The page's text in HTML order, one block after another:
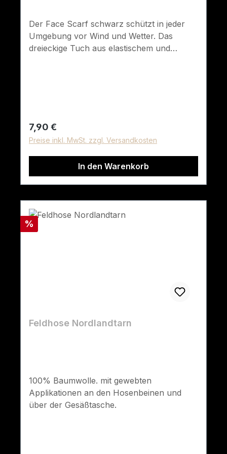
Der Face Scarf schwarz schützt in jeder
Umgebung vor Wind und Wetter. Das
dreieckige Tuch aus elastischem und
Motorradfahrer! Material: 100% Polyester
Regulärer Preis:
7,90 €
Preise inkl. MwSt. zzgl. Versandkosten
In den Warenkorb
Rabatt
%
Feldhose Nordlandtarn
100% Baumwolle. mit gewebten
Applikationen an den Hosenbeinen und
über der Gesäßtasche.